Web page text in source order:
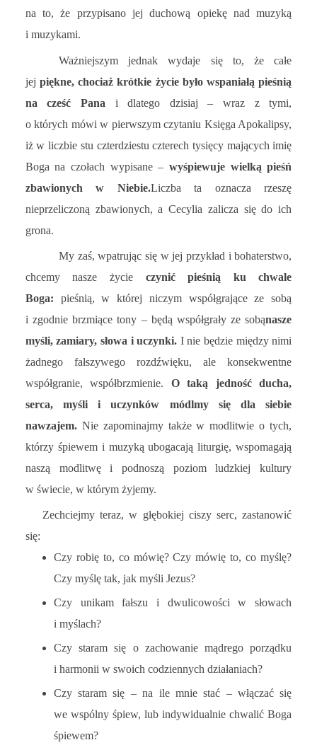
na to, że przypisano jej duchową opiekę nad muzyką
i muzykami.
Ważniejszym jednak wydaje się to, że całe
jejpiękne, chociaż krótkie życie było wspaniałą pieśnią
na cześć Pana i dlatego dzisiaj – wraz z tymi,
o których mówi w pierwszym czytaniu Księga Apokalipsy,
iż w liczbie stu czterdziestu czterech tysięcy mających imię
Boga na czołach wypisane – wyśpiewuje wielką pieśń
zbawionych w Niebie.Liczba ta oznacza rzeszę
nieprzeliczoną zbawionych, a Cecylia zalicza się do ich
grona.
My zaś, wpatrując się w jej przykład i bohaterstwo,
chcemy nasze życie czynić pieśnią ku chwale
Boga: pieśnią, w której niczym współgrające ze sobą
i zgodnie brzmiące tony – będą współgrały ze sobąnasze
myśli, zamiary, słowa i uczynki. I nie będzie między nimi
żadnego fałszywego rozdźwięku, ale konsekwentne
współgranie, współbrzmienie. O taką jedność ducha,
serca, myśli i uczynków módlmy się dla siebie
nawzajem. Nie zapominajmy także w modlitwie o tych,
którzy śpiewem i muzyką ubogacają liturgię, wspomagają
naszą modlitwę i podnoszą poziom ludzkiej kultury
w świecie, w którym żyjemy.
Zechciejmy teraz, w głębokiej ciszy serc, zastanowić
się:
Czy robię to, co mówię? Czy mówię to, co myślę?
Czy myślę tak, jak myśli Jezus?
Czy unikam fałszu i dwulicowości w słowach
i myślach?
Czy staram się o zachowanie mądrego porządku
i harmonii w swoich codziennych działaniach?
Czy staram się – na ile mnie stać – włączać się
we wspólny śpiew, lub indywidualnie chwalić Boga
śpiewem?